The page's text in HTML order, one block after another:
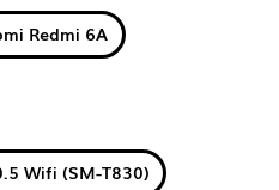
Redmi 6A
Wifi (SM-T830)